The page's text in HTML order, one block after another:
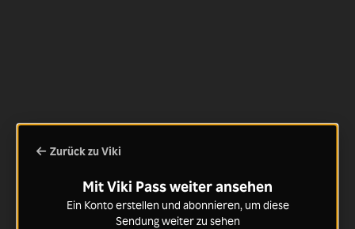
Zurück zu Viki
Mit Viki Pass weiter ansehen
Ein Konto erstellen und abonnieren, um diese
Sendung weiter zu sehen